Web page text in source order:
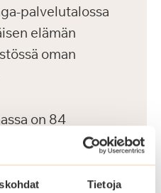
Tietoja
palvelutalossa
elämän
oman
on 84
Talossa
ryhmäkoti.
vuokrattavat